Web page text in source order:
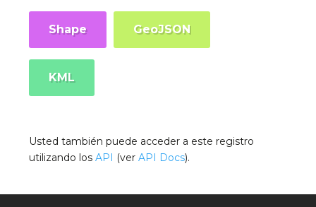
Shape GeoJSON
KML
Usted también puede acceder a este registro
utilizando losAPI (verAPI Docs).